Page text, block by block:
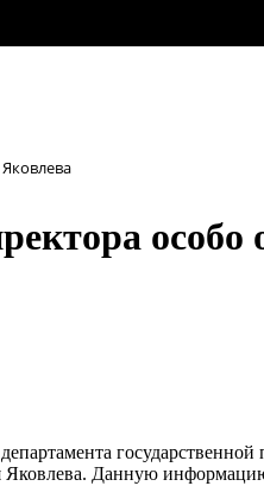
особо
Данную